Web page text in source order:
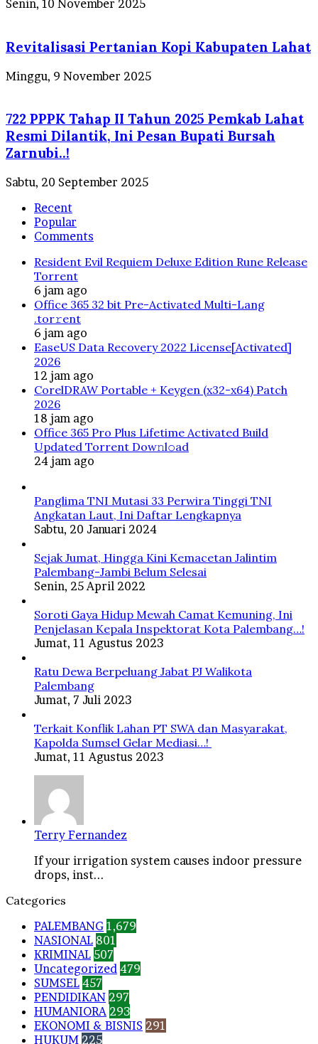
Senin, 10 November 2025
Revitalisasi Pertanian Kopi Kabupaten Lahat
Minggu, 9 November 2025
722 PPPK Tahap II Tahun 2025 Pemkab Lahat
Resmi Dilantik, Ini Pesan Bupati Bursah
Zarnubi..!
Sabtu, 20 September 2025
Recent
Popular
Comments
Resident Evil Requiem Deluxe Edition Rune Release
Torrent
6 jam ago
Office 365 32 bit Pre-Activated Multi-Lang
.tоr𝚛еnt
6 jam ago
EaseUS Data Recovery 2022 License[Activated]
2026
12 jam ago
CorelDRAW Portable + Keygen (x32-x64) Patch
2026
18 jam ago
Office 365 Pro Plus Lifetime Activated Build
Updated Torrent Dow𝚗l𝚘аd
24 jam ago
Panglima TNI Mutasi 33 Perwira Tinggi TNI
Angkatan Laut, Ini Daftar Lengkapnya
Sabtu, 20 Januari 2024
Sejak Jumat, Hingga Kini Kemacetan Jalintim
Palembang-Jambi Belum Selesai
Senin, 25 April 2022
Soroti Gaya Hidup Mewah Camat Kemuning, Ini
Penjelasan Kepala Inspektorat Kota Palembang…!
Jumat, 11 Agustus 2023
Ratu Dewa Berpeluang Jabat PJ Walikota
Palembang
Jumat, 7 Juli 2023
Terkait Konflik Lahan PT SWA dan Masyarakat,
Kapolda Sumsel Gelar Mediasi…!
Jumat, 11 Agustus 2023
Terry Fernandez
If your irrigation system causes indoor pressure
drops, inst...
Categories
PALEMBANG 1,679
NASIONAL 801
KRIMINAL 507
Uncategorized 479
SUMSEL 457
PENDIDIKAN 297
HUMANIORA 293
EKONOMI & BISNIS 291
HUKUM 225